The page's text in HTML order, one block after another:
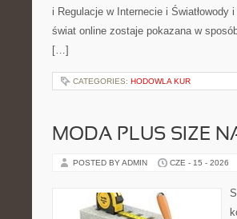
i Regulacje w Internecie i
świat online zostaje pokazana w
[…]
CATEGORIES: HODOWLA KUR
MODA PLUS SIZE
POSTED BY ADMIN CZE - 15 - 2026